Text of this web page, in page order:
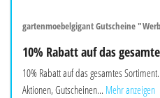
gartenmoebelgigant Gutscheine
10% Rabatt auf das
10% Rabatt auf das gesamtes
Aktionen, Gutscheinen... Mehr anzeigen